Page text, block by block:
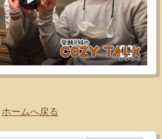
ホームへ戻る